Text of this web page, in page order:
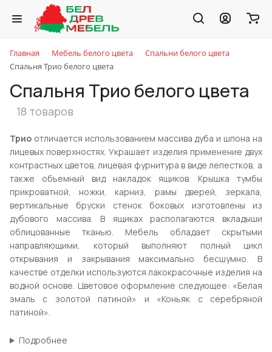
Главная Мебель белого цвета
Спальни белого цвета
Спальня Трио белого цвета
Спальня Трио белого цвета
18 товаров
Трио отличается использованием массива дуба и шпона на
лицевых поверхностях. Украшает изделия применение двух
контрастных цветов, лицевая фурнитура в виде лепестков, а
также объемный вид накладок ящиков. Крышка тумбы
прикроватной, ножки, карниз, рамы дверей, зеркала,
вертикальные бруски стенок боковых изготовлены из
дубового массива. В ящиках располагаются вкладыши
облицованные тканью. Мебель обладает скрытыми
направляющими, который выполняют полный цикл
открывания и закрывания максимально бесшумно. В
качестве отделки используются лакокрасочные изделия на
водной основе. Цветовое оформление следующее: «Белая
эмаль с золотой патиной» и «Коньяк с серебряной
патиной».
Подробнее